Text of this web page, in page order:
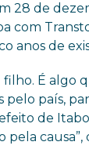
28 de
com
anos de
filho. É algo
país,
de
causa”,